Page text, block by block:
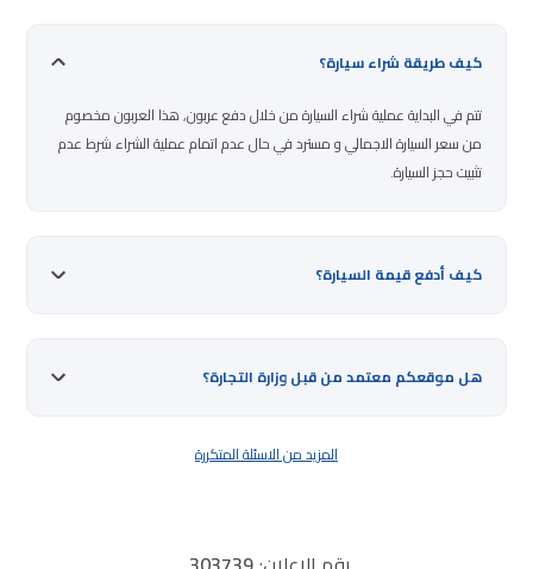
كيف طريقة شراء سيارة؟
تتم في البداية عملية شراء السيارة من خلال دفع عربون, هذا العربون مخصوم
من سعر السيارة الاجمالي و مسترد في حال عدم اتمام عملية الشراء شرط عدم
تثبيت حجز السيارة.
كيف أدفع قيمة السيارة؟
هل موقعكم معتمد من قبل وزارة التجارة؟
المزيد من الاسئلة المتكررة